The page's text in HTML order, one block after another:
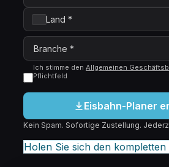
Land *
Ich stimme den Allgemeinen
Pflichtfeld
Eisbahn-Planer
Kein Spam. Sofortige Zustellung.
Holen Sie sich den